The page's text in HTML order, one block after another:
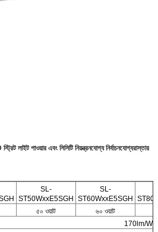
পাওয়ার এবং সিসিটি নিয়ন্ত্রনযোগ্য নির্বাচনযোগ্যরাস্তার
SL-
ST50WxxE5SGH
SL-
ST60WxxE5SGH
৫০ ওয়াট
৬০ ওয়াট
170lm/W